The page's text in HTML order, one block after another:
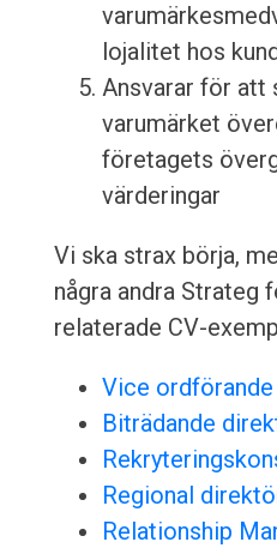
lojalitet hos
Ansvarar för att
varumärket
företagets
värderingar
Vi ska strax börja,
några andra Strateg
relaterade CV-
Vice
Biträdande
Regional
Relationship